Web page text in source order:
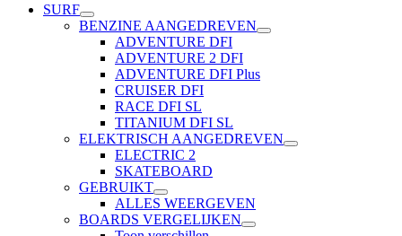
Français
SURF
BENZINE AANGEDREVEN
ADVENTURE DFI
ADVENTURE 2 DFI
ADVENTURE DFI Plus
CRUISER DFI
RACE DFI SL
TITANIUM DFI SL
ELEKTRISCH AANGEDREVEN
ELECTRIC 2
SKATEBOARD
GEBRUIKT
ALLES WEERGEVEN
BOARDS VERGELIJKEN